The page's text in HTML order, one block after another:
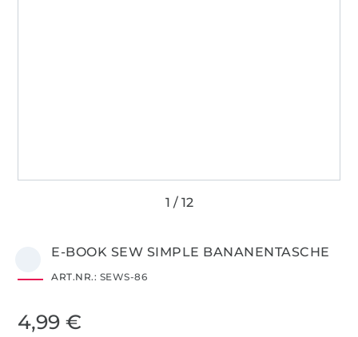
E-BOOK SEW SIMPLE BANANENTASCHE
ART.NR.: SEWS-86
4,99 €